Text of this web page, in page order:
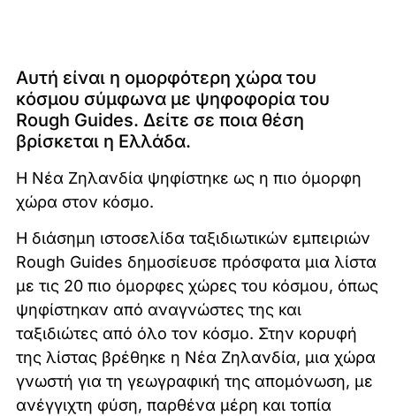
Αυτή είναι η ομορφότερη χώρα του
κόσμου σύμφωνα με ψηφοφορία του
Rough Guides. Δείτε σε ποια θέση
βρίσκεται η Ελλάδα.
Η Νέα Ζηλανδία ψηφίστηκε ως η πιο όμορφη
χώρα στον κόσμο.
Η διάσημη ιστοσελίδα ταξιδιωτικών εμπειριών
Rough Guides δημοσίευσε πρόσφατα μια λίστα
με τις 20 πιο όμορφες χώρες του κόσμου, όπως
ψηφίστηκαν από αναγνώστες της και
ταξιδιώτες από όλο τον κόσμο. Στην κορυφή
της λίστας βρέθηκε η Νέα Ζηλανδία, μια χώρα
γνωστή για τη γεωγραφική της απομόνωση, με
ανέγγιχτη φύση, παρθένα μέρη και τοπία